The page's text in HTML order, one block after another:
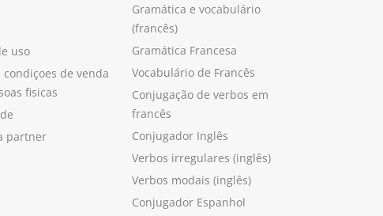
uso
condiçoes de venda
fisicas
partner
Gramática e vocabulário
(francês)
Gramática Francesa
Vocabulário de Francês
Conjugação de verbos em
francês
Conjugador Inglês
Verbos irregulares (inglês)
Verbos modais (inglês)
Conjugador Espanhol